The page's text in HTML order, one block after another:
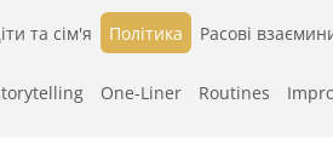
та сім'я Політика Расові
One-Liner Routines